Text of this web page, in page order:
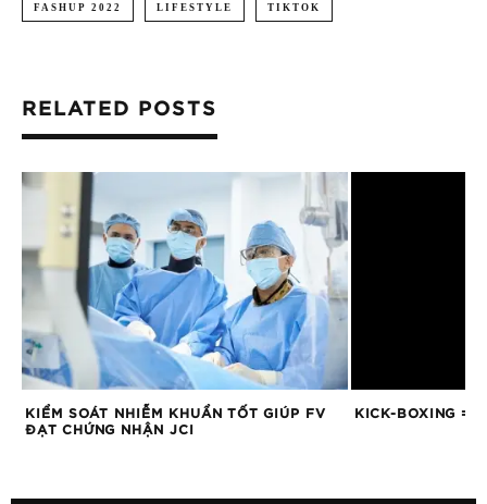
FASHUP 2022 LIFESTYLE TIKTOK
RELATED POSTS
KIỂM SOÁT NHIỄM KHUẨN TỐT GIÚP FV
ĐẠT CHỨNG NHẬN JCI
KICK-BOXING =